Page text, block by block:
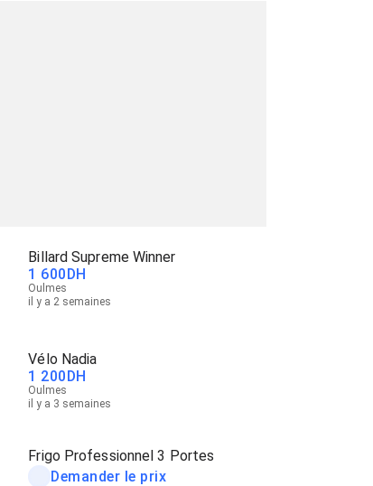
Billard Supreme Winner
1 600DH
Oulmes
il y a 2 semaines
Vélo Nadia
1 200DH
Oulmes
il y a 3 semaines
Frigo Professionnel 3 Portes
Demander le prix